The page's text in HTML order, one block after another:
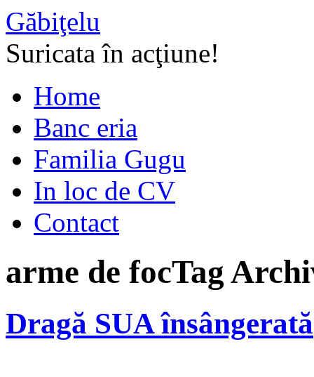
Găbiţelu
Suricata în acţiune!
Home
Banc eria
Familia Gugu
In loc de CV
Contact
arme de focTag
Dragă SUA însângerată